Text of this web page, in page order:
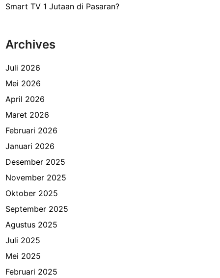
Smart TV 1 Jutaan di Pasaran?
Archives
Juli 2026
Mei 2026
April 2026
Maret 2026
Februari 2026
Januari 2026
Desember 2025
November 2025
Oktober 2025
September 2025
Agustus 2025
Juli 2025
Mei 2025
Februari 2025